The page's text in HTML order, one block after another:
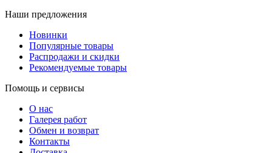
Наши предложения
Новинки
Популярные товары
Распродажи и скидки
Рекомендуемые товары
Помощь и сервисы
О нас
Галерея работ
Обмен и возврат
Контакты